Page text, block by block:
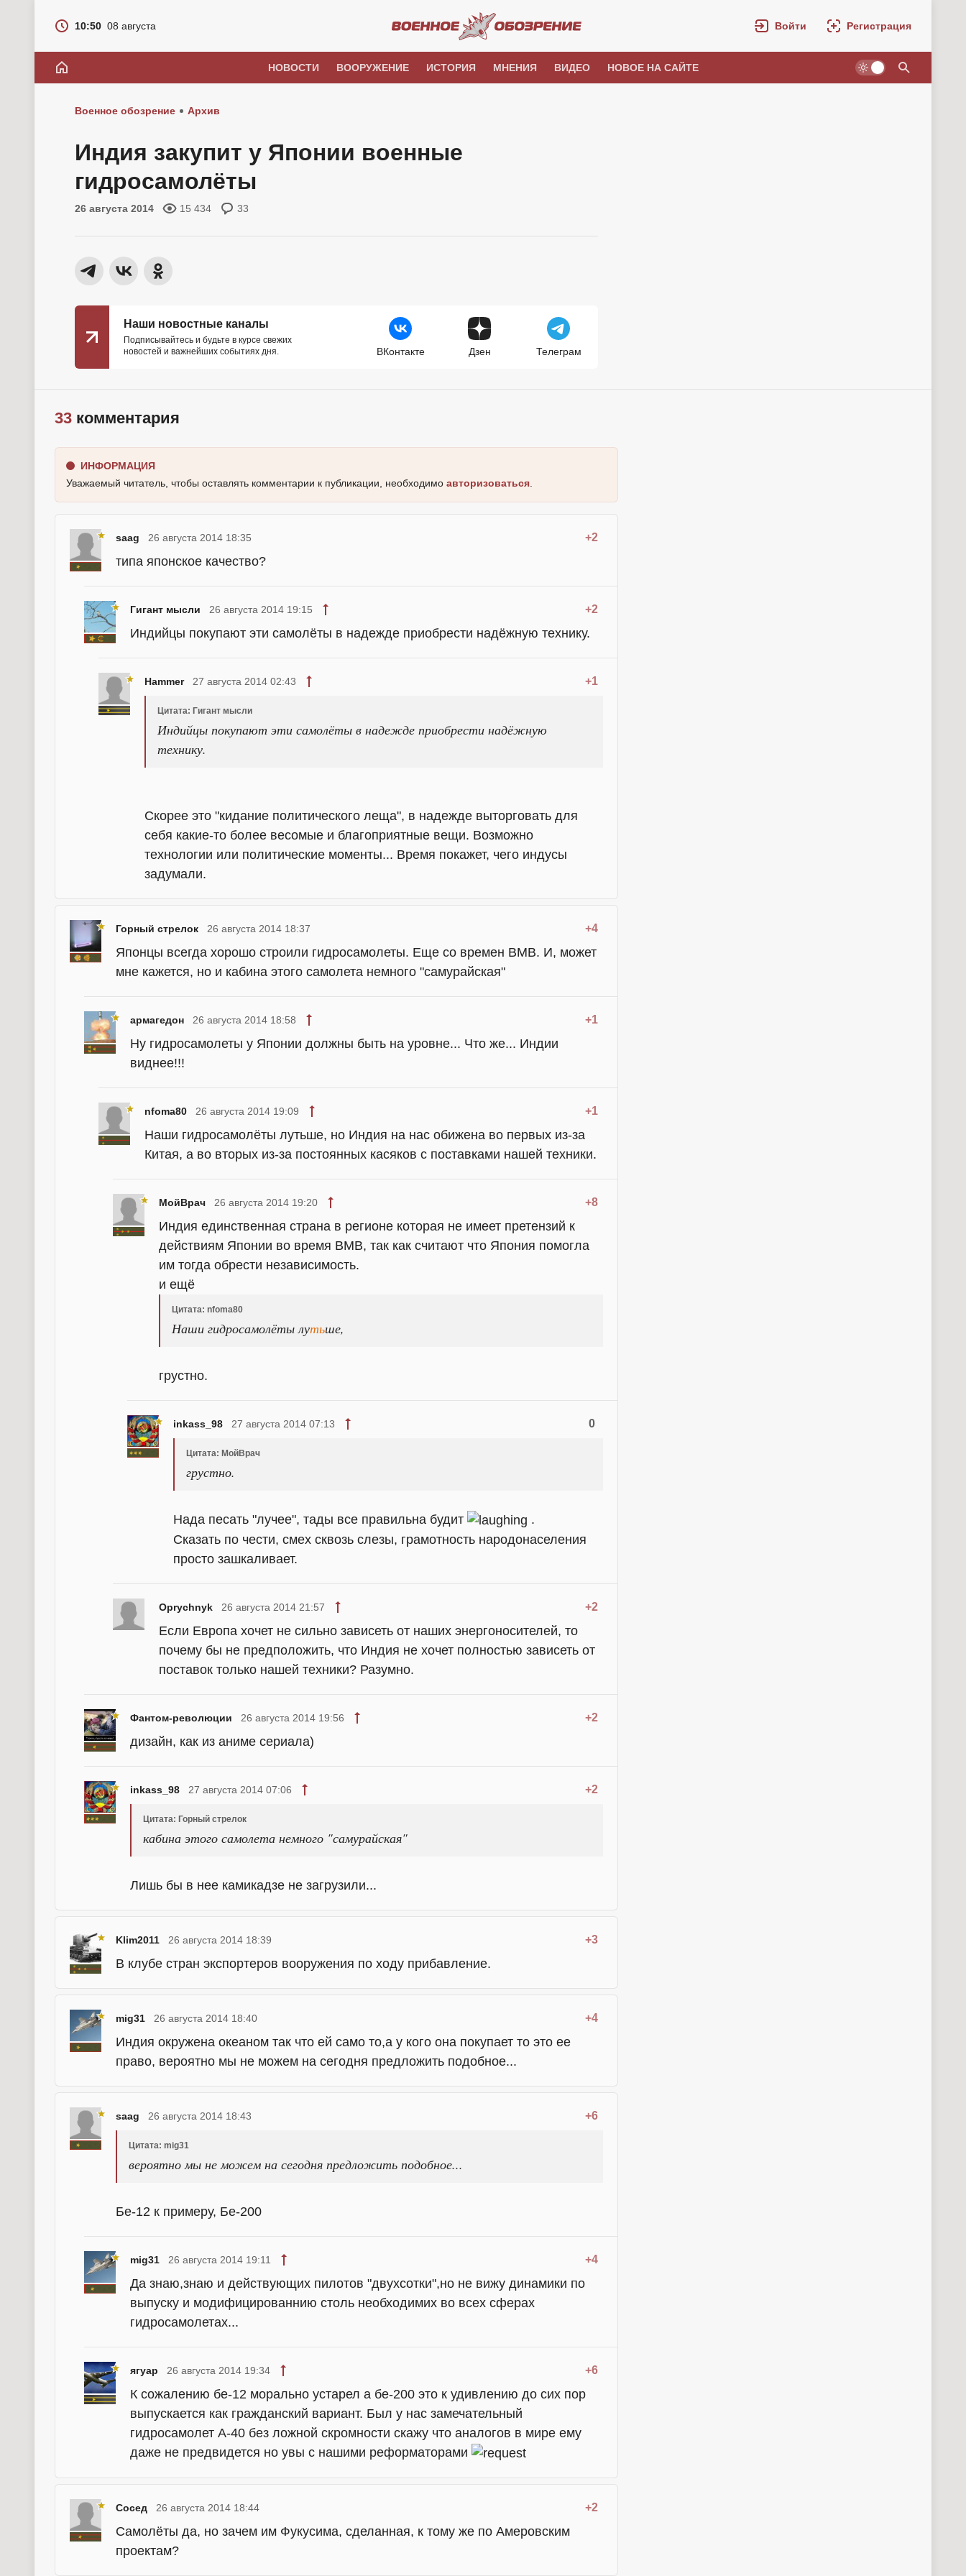
10:50 08 августа Войти Регистрация
НОВОСТИ ВООРУЖЕНИЕ ИСТОРИЯ МНЕНИЯ ВИДЕО НОВОЕ НА САЙТЕ
Военное обозрение Архив
Индия закупит у Японии военные
гидросамолёты
26 августа 2014 15 434 33
Наши новостные каналы
Подписывайтесь и будьте в курсе свежих
новостей и важнейших событиях дня.
ВКонтакте Дзен Телеграм
33 комментария
ИНФОРМАЦИЯ
Уважаемый читатель, чтобы оставлять комментарии к публикации, необходимо авторизоваться
saag +2
26 августа 2014 18:35
типа японское качество?
Гигант мысли +2
26 августа 2014 19:15
Индийцы покупают эти самолёты в надежде приобрести надёжную технику.
Hammer +1
27 августа 2014 02:43
Цитата: Гигант мысли
Индийцы покупают эти самолёты в надежде приобрести надёжную
технику.
Скорее это "кидание политического леща", в надежде выторговать для
себя какие-то более весомые и благоприятные вещи. Возможно
технологии или политические моменты... Время покажет, чего индусы
задумали.
Горный стрелок +4
26 августа 2014 18:37
Японцы всегда хорошо строили гидросамолеты. Еще со времен ВМВ. И, может
мне кажется, но и кабина этого самолета немного "самурайская"
армагедон +1
26 августа 2014 18:58
Ну гидросамолеты у Японии должны быть на уровне... Что же... Индии
виднее!!!
nfoma80 +1
26 августа 2014 19:09
Наши гидросамолёты лутьше, но Индия на нас обижена во первых из-за
Китая, а во вторых из-за постоянных касяков с поставками нашей техники.
МойВрач +8
26 августа 2014 19:20
Индия единственная страна в регионе которая не имеет претензий к
действиям Японии во время ВМВ, так как считают что Япония помогла
им тогда обрести независимость.
и ещё
Цитата: nfoma80
Наши гидросамолёты лутьше,
грустно.
inkass_98 0
27 августа 2014 07:13
Цитата: МойВрач
грустно.
Нада песать "лучее", тады все правильна будит
.
Сказать по чести, смех сквозь слезы, грамотность народонаселения
просто зашкаливает.
Oprychnyk +2
26 августа 2014 21:57
Если Европа хочет не сильно зависеть от наших энергоносителей, то
почему бы не предположить, что Индия не хочет полностью зависеть от
поставок только нашей техники? Разумно.
Фантом-революции +2
26 августа 2014 19:56
дизайн, как из аниме сериала)
inkass_98 +2
27 августа 2014 07:06
Цитата: Горный стрелок
кабина этого самолета немного "самурайская"
Лишь бы в нее камикадзе не загрузили...
Klim2011 +3
26 августа 2014 18:39
В клубе стран экспортеров вооружения по ходу прибавление.
mig31 +4
26 августа 2014 18:40
Индия окружена океаном так что ей само то,а у кого она покупает то это ее
право, вероятно мы не можем на сегодня предложить подобное...
saag +6
26 августа 2014 18:43
Цитата: mig31
вероятно мы не можем на сегодня предложить подобное...
Бе-12 к примеру, Бе-200
mig31 +4
26 августа 2014 19:11
Да знаю,знаю и действующих пилотов "двухсотки",но не вижу динамики по
выпуску и модифицированнию столь необходимих во всех сферах
гидросамолетах...
ягуар +6
26 августа 2014 19:34
К сожалению бе-12 морально устарел а бе-200 это к удивлению до сих пор
выпускается как гражданский вариант. Был у нас замечательный
гидросамолет А-40 без ложной скромности скажу что аналогов в мире ему
даже не предвидется но увы с нашими реформаторами
Сосед +2
26 августа 2014 18:44
Самолёты да, но зачем им Фукусима, сделанная, к тому же по Амеровским
проектам?